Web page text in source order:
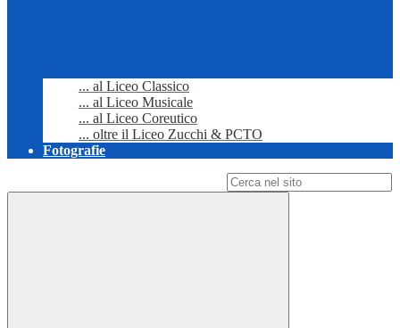
... al Liceo Classico
... al Liceo Musicale
... al Liceo Coreutico
... oltre il Liceo Zucchi & PCTO
Fotografie